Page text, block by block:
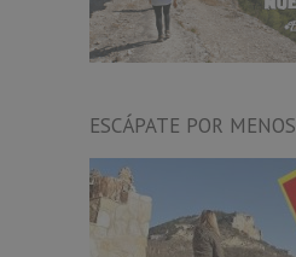
ESCÁPATE POR MENOS